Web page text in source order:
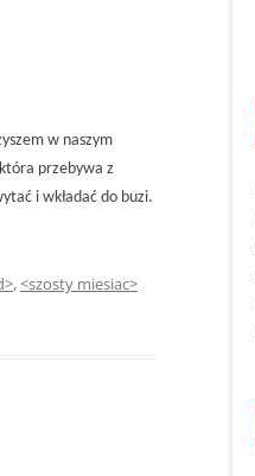
w naszym
przebywa z
i wkładać do buzi.
,<szosty miesiac>